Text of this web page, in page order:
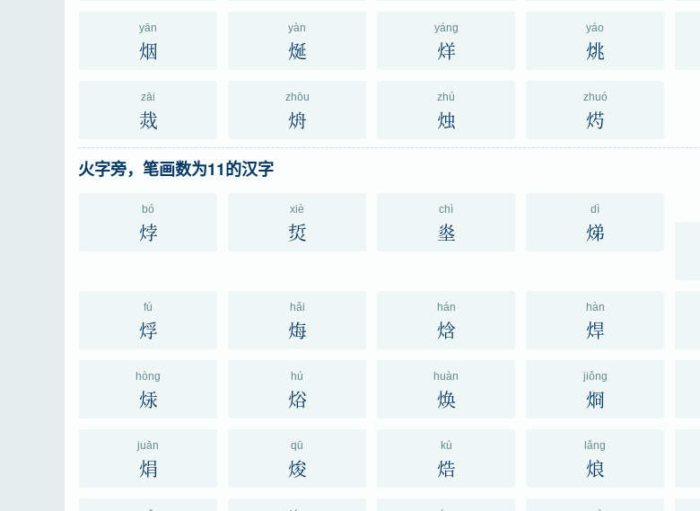
yān
烟
yàn
烻
yáng
烊
yáo
烑
zāi
烖
zhōu
烐
zhú
烛
zhuó
烵
火字旁，笔画数为11的汉字
bó
㶿
xiè
烲
chì
烾
dì
焍
fú
烰
hǎi
烸
hán
焓
hàn
焊
hòng
㶹
hú
焀
huàn
焕
jiǒng
烱
juān
焆
qū
焌
kù
焅
lǎng
烺